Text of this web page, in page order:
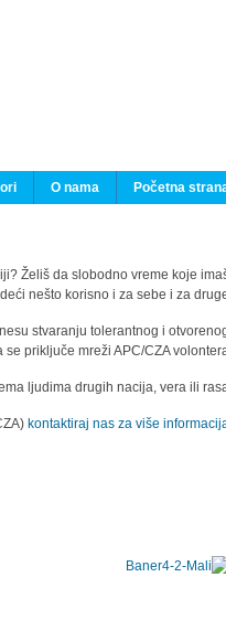
Početna
O nama
Želiš da slobodno vreme koje
nešto korisno i za sebe i za
stvaranju tolerantnog i
priključe mreži APC/CZA
ljudima drugih nacija, vera ili
kontaktiraj nas za više